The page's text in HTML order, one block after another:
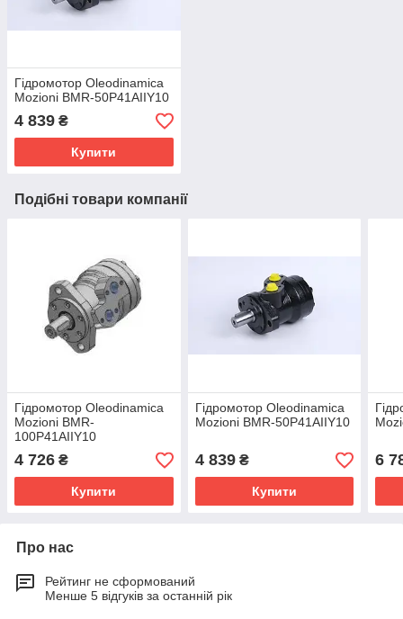
Гідромотор Oleodinamica
Mozioni BMR-50P41AIIY10
4 839 ₴
Купити
Подібні товари компанії
Гідромотор Oleodinamica
Mozioni BMR-
100P41AIIY10
4 726 ₴
Купити
Гідромотор Oleodinamica
Mozioni BMR-50P41AIIY10
4 839₴
Купити
6
Про нас
Рейтинг не сформований
Менше 5 відгуків за останній рік